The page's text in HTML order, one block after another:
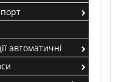
автоматичні